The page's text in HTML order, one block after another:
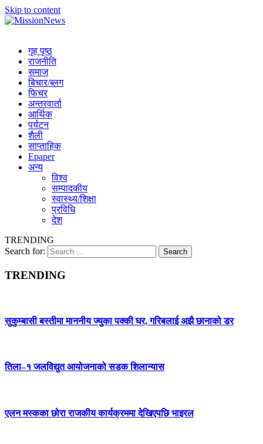
Skip to content
गृह पृष्ठ
राजनीति
समाज
बिचार/ब्लग
फिचर
अन्तरवार्ता
आर्थिक
पर्यटन
शैली
साप्ताहिक
Epaper
अन्य
विश्व
सम्पादकीय
स्वास्थ्य/शिक्षा
प्रविधि
देश
TRENDING
Search for:
TRENDING
सुकुम्बासी बस्तीमा माननीय ज्युका पक्की घर, गरिबलाई अझै छानाको डर
तिला–१ जलविद्युत आयोजनाको सडक शिलान्यास
एलन मस्कका छोरा राजकीय कार्यक्रममा देखिएपछि भाइरल